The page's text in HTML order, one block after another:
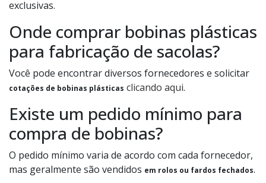
exclusivas.
Onde comprar bobinas plásticas
para fabricação de sacolas?
Você pode encontrar diversos fornecedores e solicitar
cotações de bobinas plásticas clicando aqui.
Existe um pedido mínimo para
compra de bobinas?
O pedido mínimo varia de acordo com cada fornecedor,
mas geralmente são vendidos em rolos ou fardos fechados.